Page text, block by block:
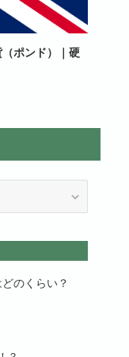
（ポンド）｜硬
のくらい？